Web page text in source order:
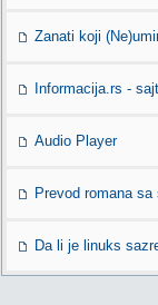
Zanati koji
Informacija.rs -
Audio Player
Prevod romana
Da li je linuks